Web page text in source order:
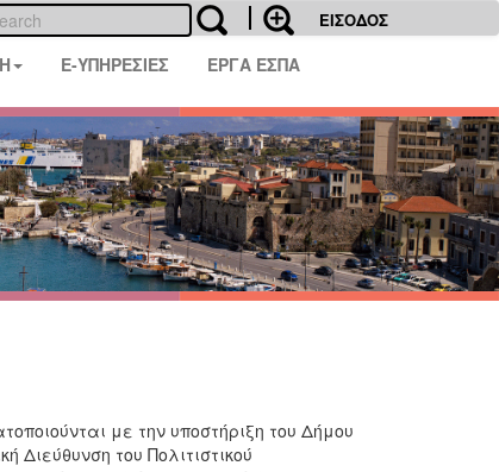
ΕΙΣΟΔΟΣ
E-ΥΠΗΡΕΣΙΕΣ ΕΡΓΑ ΕΣΠΑ
με την υποστήριξη του Δήμου
Διεύθυνση του Πολιτιστικού